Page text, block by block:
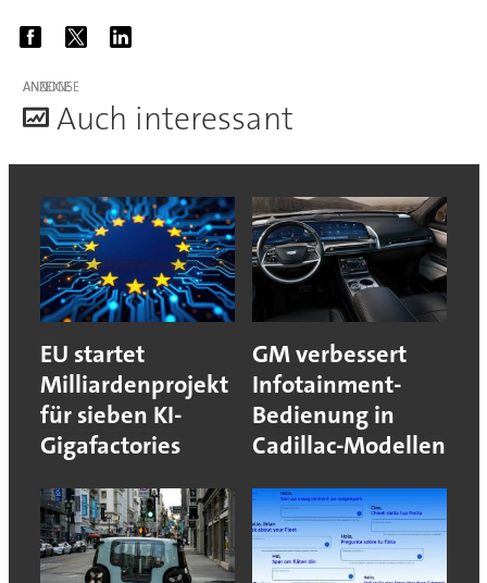
ANZEIGE
Auch interessant
EU startet
Milliardenprojekt
für sieben KI-
Gigafactories
GM verbessert
Infotainment-
Bedienung in
Cadillac-Modellen